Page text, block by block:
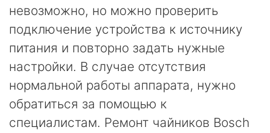
невозможно, но можно проверить
подключение устройства к источнику
питания и повторно задать нужные
настройки. В случае отсутствия
нормальной работы аппарата, нужно
обратиться за помощью к
специалистам. Ремонт чайников Bosch